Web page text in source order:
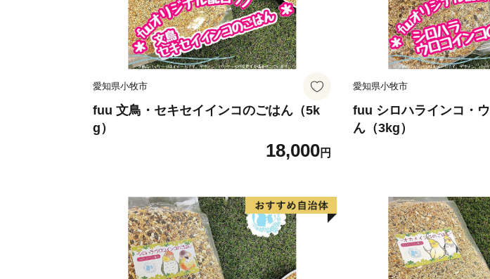
愛知県小牧市
fuu 文鳥・セキセイインコのごはん（5k
g）
18,000円
愛知県小牧市
fuu シロハラインコ・
ん（3kg）